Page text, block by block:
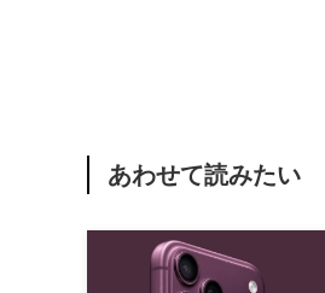
あわせて読みたい